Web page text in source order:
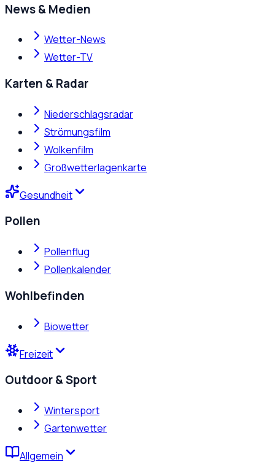
News & Medien
Wetter-News
Wetter-TV
Karten & Radar
Niederschlagsradar
Strömungsfilm
Wolkenfilm
Großwetterlagenkarte
Gesundheit
Pollen
Pollenflug
Pollenkalender
Wohlbefinden
Biowetter
Freizeit
Outdoor & Sport
Wintersport
Gartenwetter
Allgemein